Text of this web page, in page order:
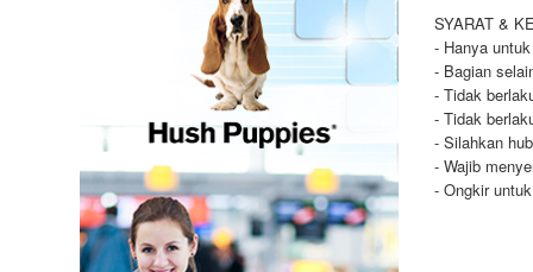
SYARAT &
- Hanya
- Bagian
- Tidak
- Tidak
- Silahkan
- Wajib
- Ongkir